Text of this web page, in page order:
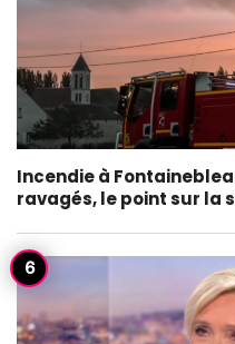
Incendie à
ravagés, le point sur la